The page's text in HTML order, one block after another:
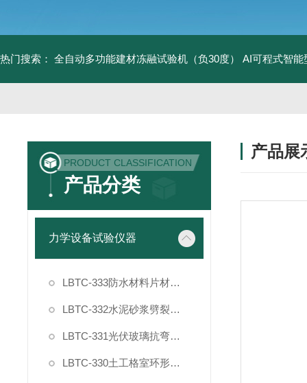
热门搜索： 全自动多功能建材冻融试验机（负30度） AI可程式智能
PRODUCT CLASSIFICATION
产品分类
力学设备试验仪器
LBTC-333防水材料片材复合强度拉伸粘结夹具
LBTC-332水泥砂浆劈裂抗拉强度试验夹具
LBTC-331光伏玻璃抗弯曲试验夹具
LBTC-330土工格室环形插件节点剥离力夹具
产品展